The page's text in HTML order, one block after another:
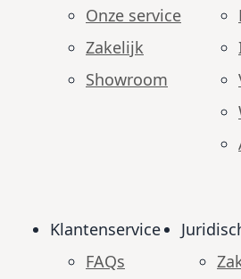
Onze service
Zakelijk
Showroom
Klantenservice
FAQs